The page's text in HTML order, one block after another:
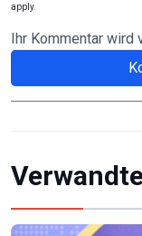
apply.
Ihr Kommentar wird